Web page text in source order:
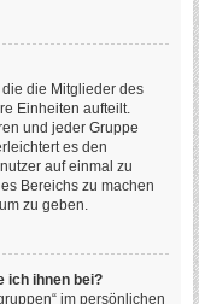
die Mitglieder des
Einheiten aufteilt.
und jeder Gruppe
es den
auf einmal zu
Bereichs zu machen
zu geben.
ich ihnen bei?
im persönlichen